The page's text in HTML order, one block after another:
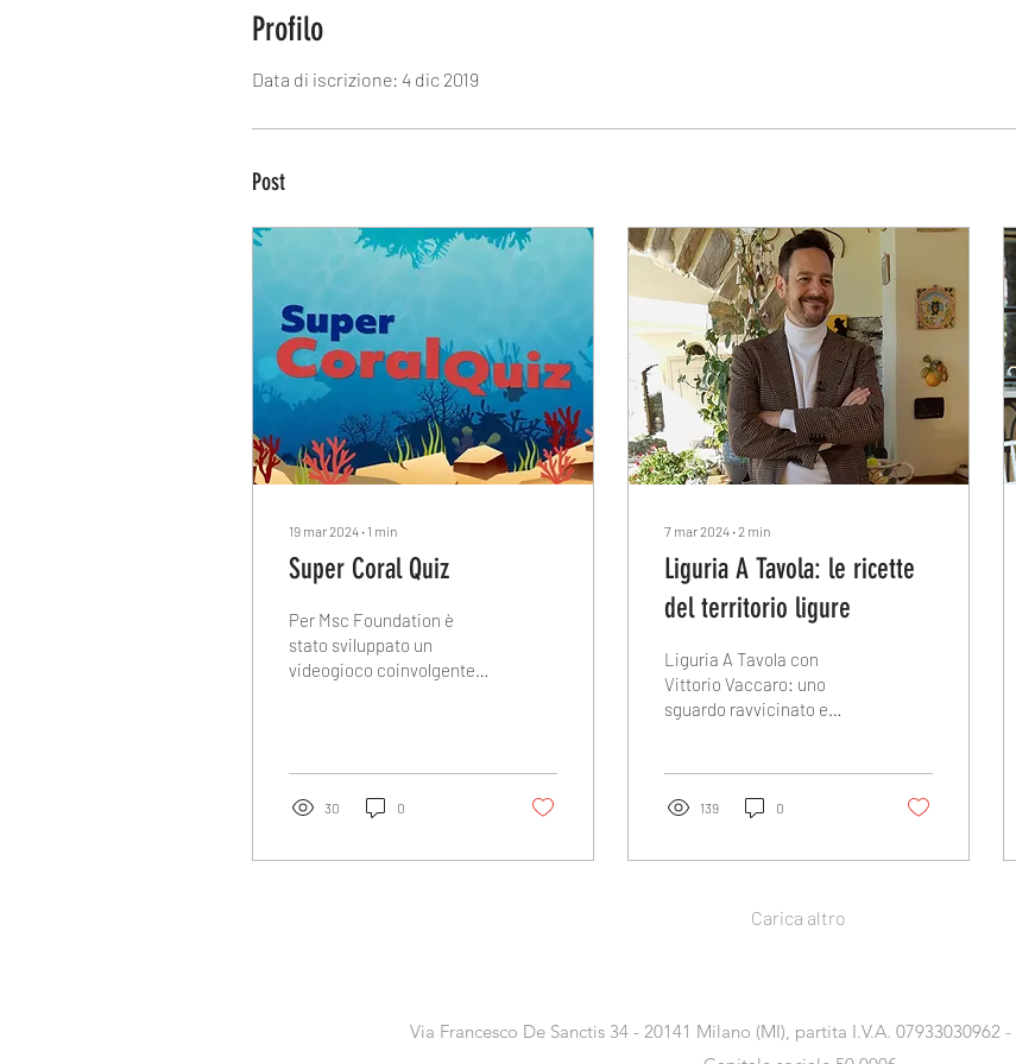
Profilo
Data di iscrizione: 4 dic 2019
Post
19 mar 2024 ∙ 1 min
Super Coral Quiz
Per Msc Foundation è
stato sviluppato un
videogioco coinvolgente
30 0
7 mar 2024 ∙2 min
Liguria A Tavola: le ricette
del territorio ligure
Liguria A Tavola con
Vittorio Vaccaro: uno
sguardo ravvicinato e
139 0
Carica altro
Via Francesco De Sanctis 34 - 20141 Milano (MI), partita I.V.A. 07933030962 -